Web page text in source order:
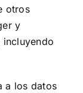
otros
y
a los datos